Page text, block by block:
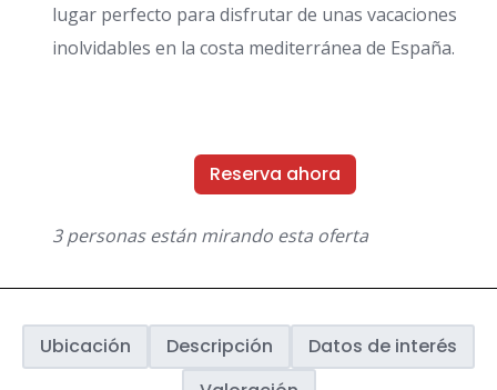
lugar perfecto para disfrutar de unas vacaciones
inolvidables en la costa mediterránea de España.
Reserva ahora
3 personas están mirando esta oferta
Ubicación Descripción
Datos de interés